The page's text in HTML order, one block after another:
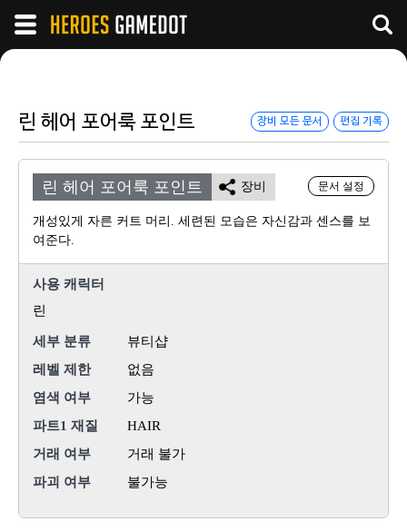
린 헤어 포어룩 포인트 장비 모든 문서 편집 기록
문서 설정
린 헤어 포어룩 포인트 장비
개성있게 자른 커트 머리. 세련된 모습은 자신감과 센스를 보
여준다.
사용 캐릭터
린
세부 분류
뷰티샵
레벨 제한
없음
염색 여부
가능
파트1 재질
HAIR
거래 여부
거래 불가
파괴 여부
불가능